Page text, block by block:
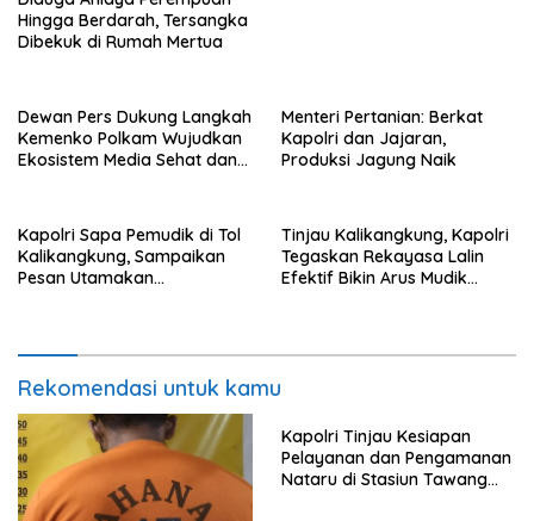
Hingga Berdarah, Tersangka
Dibekuk di Rumah Mertua
Dewan Pers Dukung Langkah
Kemenko Polkam Wujudkan
Ekosistem Media Sehat dan
Menteri Pertanian: Berkat
Kapolri dan Jajaran,
Produksi Jagung Naik
Kapolri Sapa Pemudik di Tol
Kalikangkung, Sampaikan
Pesan Utamakan
Tinjau Kalikangkung, Kapolri
Tegaskan Rekayasa Lalin
Efektif Bikin Arus Mudik
Rekomendasi untuk kamu
Kapolri Tinjau Kesiapan
Pelayanan dan Pengamanan
Nataru di Stasiun Tawang